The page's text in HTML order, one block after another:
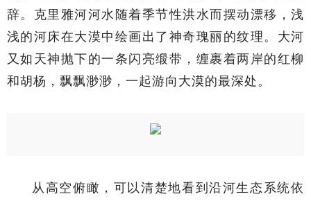
辞。克里雅河河水随着季节性洪水而摆动漂移，浅
浅的河床在大漠中绘画出了神奇瑰丽的纹理。大河
又如天神抛下的一条闪亮缎带，缠裹着两岸的红柳
和胡杨，飘飘渺渺，一起游向大漠的最深处。
从高空俯瞰，可以清楚地看到沿河生态系统依